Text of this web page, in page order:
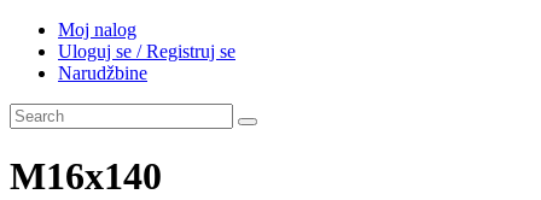
Moj nalog
Uloguj se / Registruj se
Narudžbine
M16x140